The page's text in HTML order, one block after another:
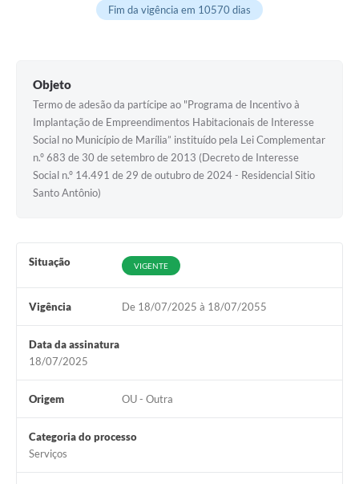
Fim da vigência em 10570 dias
Objeto
Termo de adesão da partícipe ao "Programa de Incentivo à
Implantação de Empreendimentos Habitacionais de Interesse
Social no Município de Marília” instituído pela Lei Complementar
n.º 683 de 30 de setembro de 2013 (Decreto de Interesse
Social n.º 14.491 de 29 de outubro de 2024 - Residencial Sitio
Santo Antônio)
Situação VIGENTE
Vigência De 18/07/2025 à 18/07/2055
Data da assinatura
18/07/2025
Origem OU - Outra
Categoria do processo
Serviços